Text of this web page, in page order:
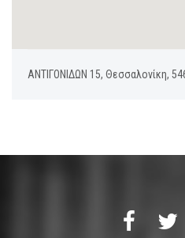
ΑΝΤΙΓΟΝΙΔΩΝ 15, Θεσσαλονίκη,